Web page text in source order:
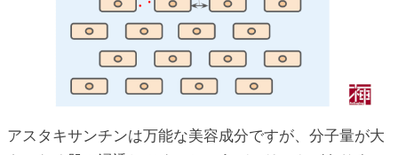
アスタキサンチンは万能な美容成分ですが、分子量が大